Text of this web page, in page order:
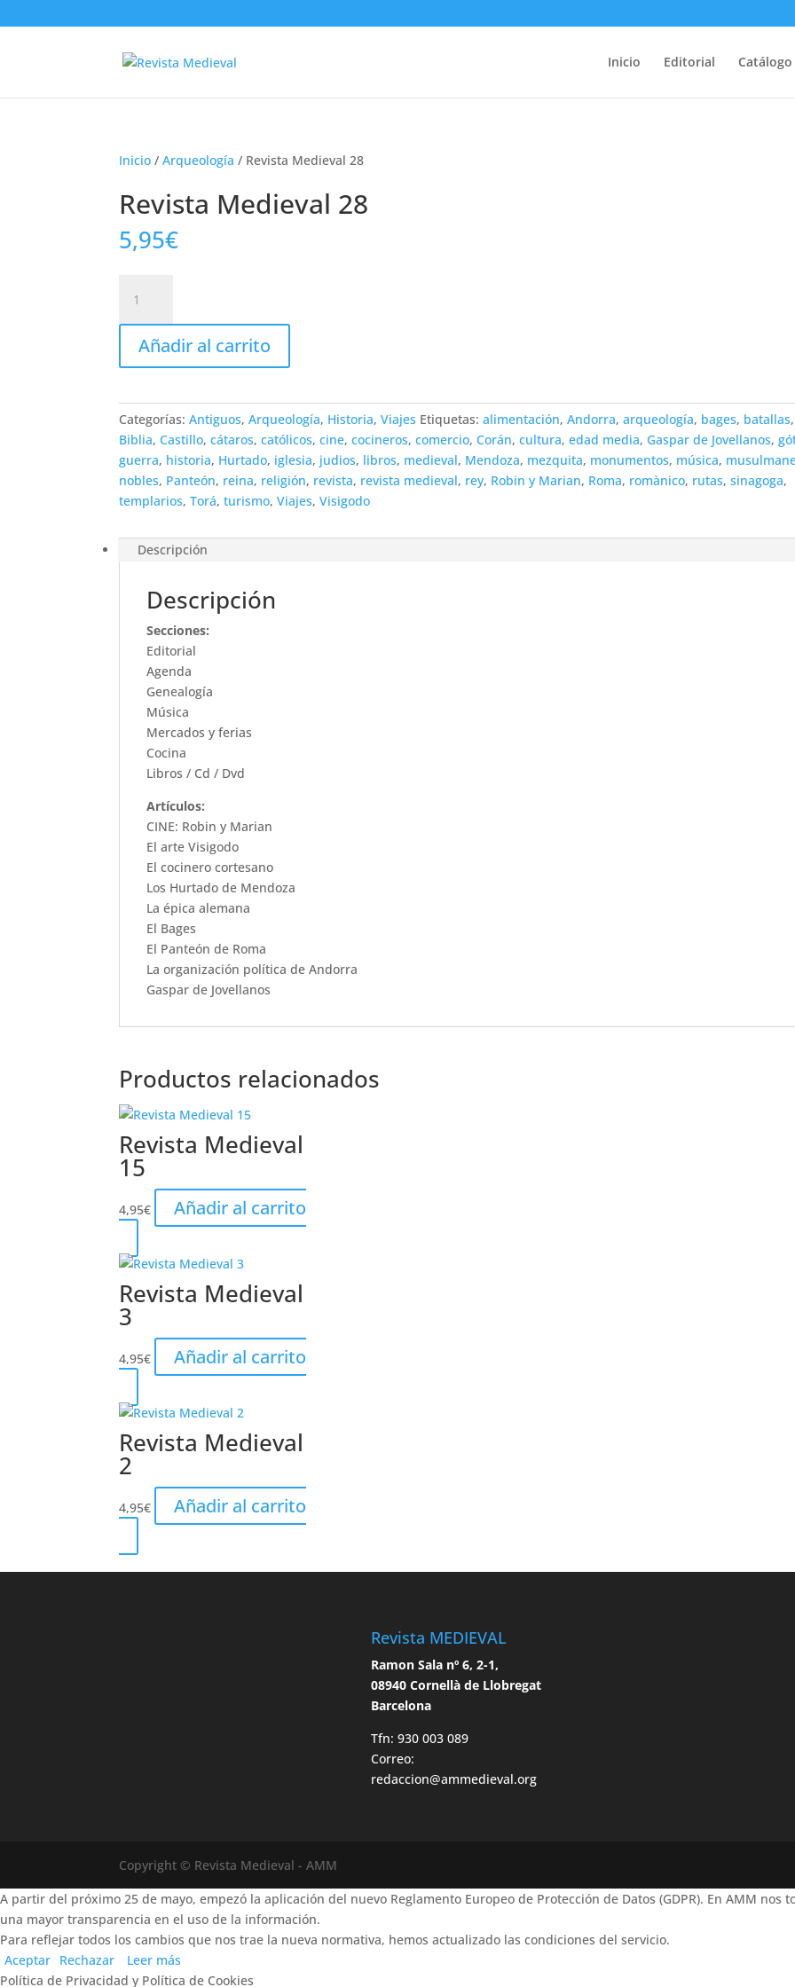
Inicio Editorial Catálogo
Inicio /Arqueología / Revista Medieval 28
Revista Medieval 28
5,95€
Medieval
28
cantidad
Añadir al carrito
Categorías:Antiguos,Arqueología, Historia,Viajes Etiquetas:alimentación,Andorra,arqueología, bages, batallas,
Biblia,Castillo,cátaros,católicos,cine,cocineros,comercio,Corán,cultura,edad media, Gaspar de Jovellanos,
guerra, historia, Hurtado, iglesia, judios, libros, medieval, Mendoza, mezquita, monumentos, música,
nobles, Panteón, reina, religión, revista, revista medieval, rey, Robin y Marian, Roma, romànico, rutas,sinagoga,
templarios,Torá,turismo,Viajes,Visigodo
Descripción
Descripción
Secciones:
Editorial
Agenda
Genealogía
Música
Mercados y ferias
Cocina
Libros / Cd / Dvd
Artículos:
CINE: Robin y Marian
El arte Visigodo
El cocinero cortesano
Los Hurtado de Mendoza
La épica alemana
El Bages
El Panteón de Roma
La organización política de Andorra
Gaspar de Jovellanos
Productos relacionados
Revista Medieval
15
4,95€ Añadir al carrito
Revista Medieval
3
4,95€ Añadir al carrito
Revista Medieval
2
4,95€ Añadir al carrito
Revista MEDIEVAL
Ramon Sala nº 6, 2-1,
08940 Cornellà de Llobregat
Barcelona
Tfn: 930 003 089
Correo:
redaccion@ammedieval.org
Copyright © Revista Medieval - AMM
A partir del próximo 25 de mayo, empezó la aplicación del nuevo Reglamento Europeo de Protección de Datos (GDPR). En AMM
una mayor transparencia en el uso de la información.
Para reflejar todos los cambios que nos trae la nueva normativa, hemos actualizado las condiciones del servicio.
Aceptar Rechazar
Leer más
Política de Privacidad y Política de Cookies